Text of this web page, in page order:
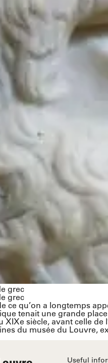
grec
grec
ce qu’on a longtemps
tenait une grande
XIXe siècle, avant celle
du musée du Louvre,
Useful